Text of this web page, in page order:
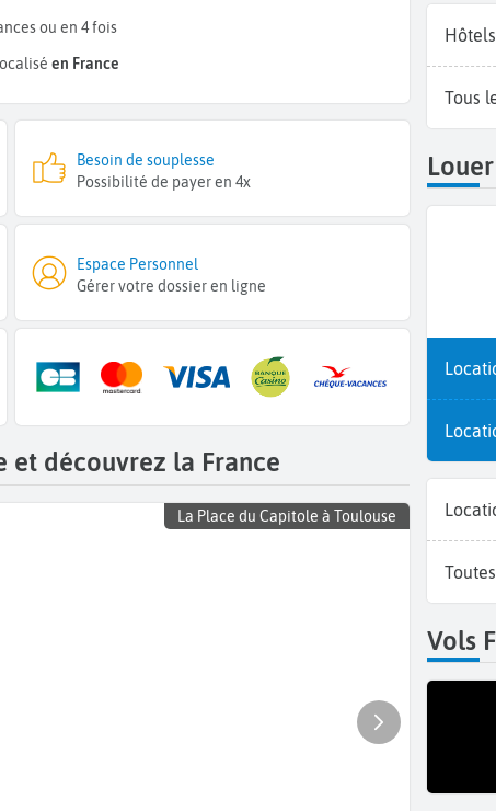
ou en 4 fois
en France
Besoin de souplesse
Possibilité de payer en 4x
Espace Personnel
Gérer votre dossier en ligne
et découvrez la France
La Place du Capitole à Toulouse
Tous
Vols